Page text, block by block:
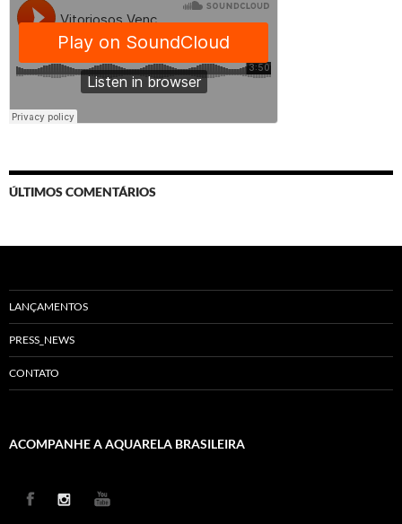
ÚLTIMOS COMENTÁRIOS
LANÇAMENTOS
PRESS_NEWS
CONTATO
ACOMPANHE A AQUARELA BRASILEIRA